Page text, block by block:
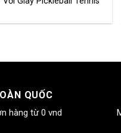
QUỐC
hàng từ 0 vnd